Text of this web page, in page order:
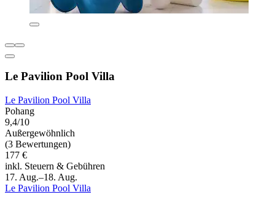
Le Pavilion Pool Villa
Le Pavilion Pool Villa
Pohang
9,4/10
Außergewöhnlich
(3 Bewertungen)
177 €
inkl. Steuern & Gebühren
17. Aug.–18. Aug.
Le Pavilion Pool Villa